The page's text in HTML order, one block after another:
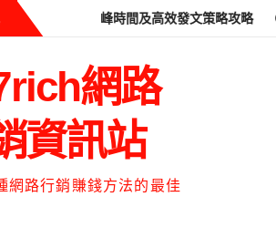
高峰時間及高效發文策略攻略 如何讓
網路
資訊站
網路行銷賺錢方法的最佳